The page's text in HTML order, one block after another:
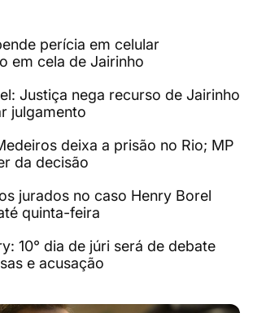
perícia em celular
em cela de Jairinho
Justiça nega recurso de Jairinho
julgamento
deixa a prisão no Rio; MP
da decisão
jurados no caso Henry Borel
quinta-feira
10° dia de júri será de debate
e acusação